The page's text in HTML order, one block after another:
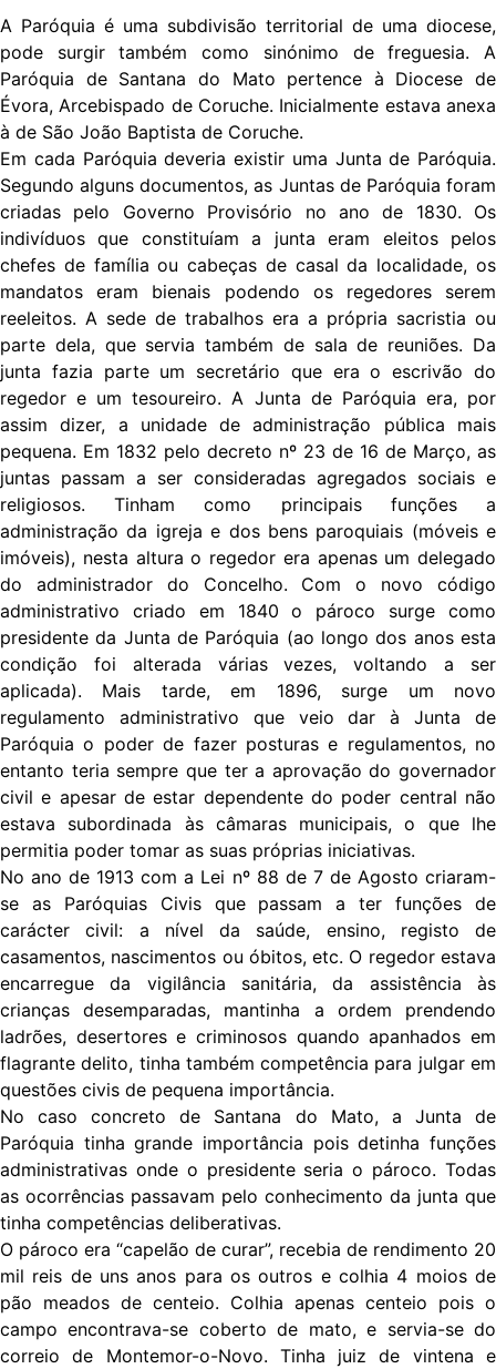
A Paróquia é uma subdivisão territorial de uma diocese,
pode surgir também como sinónimo de freguesia. A
Paróquia de Santana do Mato pertence à Diocese de
Évora, Arcebispado de Coruche. Inicialmente estava anexa
à de São João Baptista de Coruche.
Em cada Paróquia deveria existir uma Junta de Paróquia.
Segundo alguns documentos, as Juntas de Paróquia foram
criadas pelo Governo Provisório no ano de 1830. Os
indivíduos que constituíam a junta eram eleitos pelos
chefes de família ou cabeças de casal da localidade, os
mandatos eram bienais podendo os regedores serem
reeleitos. A sede de trabalhos era a própria sacristia ou
parte dela, que servia também de sala de reuniões. Da
junta fazia parte um secretário que era o escrivão do
regedor e um tesoureiro. A Junta de Paróquia era, por
assim dizer, a unidade de administração pública mais
pequena. Em 1832 pelo decreto nº 23 de 16 de Março, as
juntas passam a ser consideradas agregados sociais e
religiosos. Tinham como principais funções a
administração da igreja e dos bens paroquiais (móveis e
imóveis), nesta altura o regedor era apenas um delegado
do administrador do Concelho. Com o novo código
administrativo criado em 1840 o pároco surge como
presidente da Junta de Paróquia (ao longo dos anos esta
condição foi alterada várias vezes, voltando a ser
aplicada). Mais tarde, em 1896, surge um novo
regulamento administrativo que veio dar à Junta de
Paróquia o poder de fazer posturas e regulamentos, no
entanto teria sempre que ter a aprovação do governador
civil e apesar de estar dependente do poder central não
estava subordinada às câmaras municipais, o que lhe
permitia poder tomar as suas próprias iniciativas.
No ano de 1913 com a Lei nº 88 de 7 de Agosto criaram-
se as Paróquias Civis que passam a ter funções de
carácter civil: a nível da saúde, ensino, registo de
casamentos, nascimentos ou óbitos, etc. O regedor estava
encarregue da vigilância sanitária, da assistência às
crianças desemparadas, mantinha a ordem prendendo
ladrões, desertores e criminosos quando apanhados em
flagrante delito, tinha também competência para julgar em
questões civis de pequena importância.
No caso concreto de Santana do Mato, a Junta de
Paróquia tinha grande importância pois detinha funções
administrativas onde o presidente seria o pároco. Todas
as ocorrências passavam pelo conhecimento da junta que
tinha competências deliberativas.
O pároco era “capelão de curar”, recebia de rendimento 20
mil reis de uns anos para os outros e colhia 4 moios de
pão meados de centeio. Colhia apenas centeio pois o
campo encontrava-se coberto de mato, e servia-se do
correio de Montemor-o-Novo. Tinha juiz de vintena e